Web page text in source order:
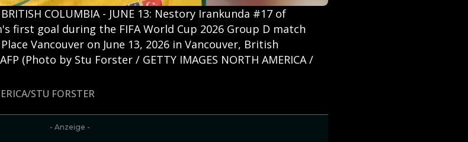
BRITISH COLUMBIA - JUNE 13: Nestory Irankunda #17 of
first goal during the FIFA World Cup 2026 Group D match
Vancouver on June 13, 2026 in Vancouver, British
(Photo by Stu Forster / GETTY IMAGES NORTH AMERICA /
STU FORSTER
- Anzeige -